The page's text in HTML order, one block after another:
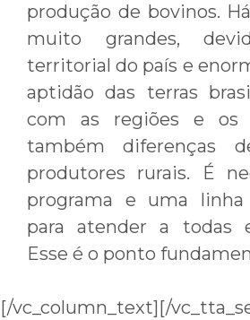
produção de bovinos.
muito grandes,
territorial do país e
aptidão das terras
com as regiões e os
também diferenças
produtores rurais. É
programa e uma linha
para atender a todas
Esse é o ponto
[/vc_column_text][/